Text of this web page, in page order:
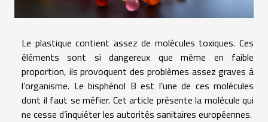
Le plastique contient assez de molécules toxiques. Ces
éléments sont si dangereux que même en faible
proportion, ils provoquent des problèmes assez graves à
l’organisme. Le bisphénol B est l’une de ces molécules
dont il faut se méfier. Cet article présente la molécule qui
ne cesse d’inquiéter les autorités sanitaires européennes.